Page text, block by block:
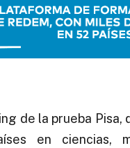
de la prueba Pisa,
en ciencias,